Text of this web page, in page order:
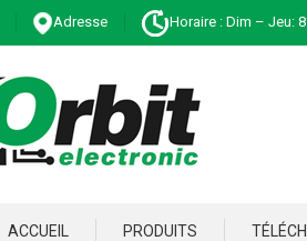
Adresse Horaire : Dim – Jeu:
ACCUEIL PRODUITS